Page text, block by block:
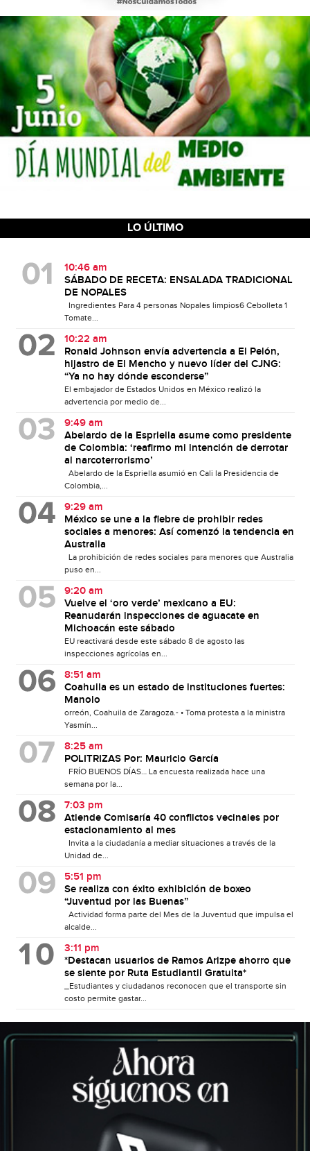
LO ÚLTIMO
10:46 am
SÁBADO DE RECETA: ENSALADA TRADICIONAL
DE NOPALES
Ingredientes Para 4 personas Nopales limpios6 Cebolleta 1
Tomate...
10:22 am
Ronald Johnson envía advertencia a El Pelón,
hijastro de El Mencho y nuevo líder del CJNG:
“Ya no hay dónde esconderse”
El embajador de Estados Unidos en México realizó la
advertencia por medio de...
9:49 am
Abelardo de la Espriella asume como presidente
de Colombia: ‘reafirmo mi intención de derrotar
al narcoterrorismo’
Abelardo de la Espriella asumió en Cali la Presidencia de
Colombia,...
9:29 am
México se une a la fiebre de prohibir redes
sociales a menores: Así comenzó la tendencia en
Australia
La prohibición de redes sociales para menores que Australia
puso en...
9:20 am
Vuelve el ‘oro verde’ mexicano a EU:
Reanudarán inspecciones de aguacate en
Michoacán este sábado
EU reactivará desde este sábado 8 de agosto las
inspecciones agrícolas en...
8:51 am
Coahuila es un estado de instituciones fuertes:
Manolo
orreón, Coahuila de Zaragoza.- • Toma protesta a la ministra
Yasmín...
8:25 am
POLITRIZAS Por: Mauricio García
FRÍO BUENOS DÍAS… La encuesta realizada hace una
semana por la...
7:03 pm
Atiende Comisaría 40 conflictos vecinales por
estacionamiento al mes
Invita a la ciudadanía a mediar situaciones a través de la
Unidad de...
5:51 pm
Se realiza con éxito exhibición de boxeo
“Juventud por las Buenas”
Actividad forma parte del Mes de la Juventud que impulsa el
alcalde...
3:11 pm
*Destacan usuarios de Ramos Arizpe ahorro que
se siente por Ruta Estudiantil Gratuita*
_Estudiantes y ciudadanos reconocen que el transporte sin
costo permite gastar...